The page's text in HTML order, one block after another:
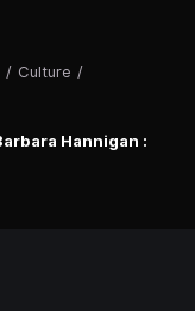
/ Culture /
Hannigan :